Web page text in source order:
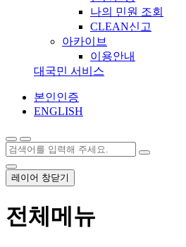
나의 민원 조회
CLEAN신고
아카이브
이용안내
대국민 서비스
본인인증
ENGLISH
레이어 창닫기
전체메뉴